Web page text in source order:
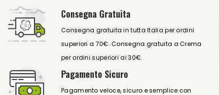
Consegna Gratuita
Consegna gratuita in tutta Italia per ordini
superiori a 70€. Consegna gratuita a Crema
per ordini superiori ai 30€.
Pagamento Sicuro
Pagamento veloce, sicuro e semplice con